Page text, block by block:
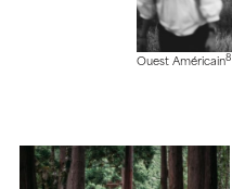
Ouest Américain8